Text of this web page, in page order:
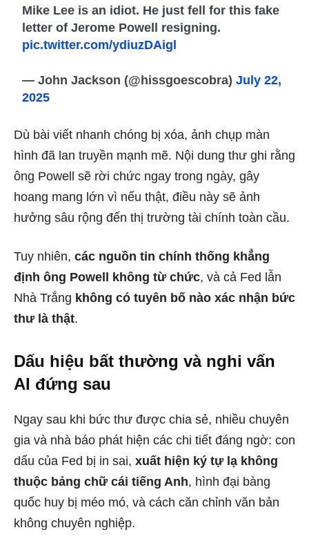
Mike Lee is an idiot. He just fell for this fake
letter of Jerome Powell resigning.
pic.twitter.com/ydiuzDAigl
— John Jackson (@hissgoescobra)July 22,
2025
Dù bài viết nhanh chóng bị xóa, ảnh chụp màn
hình đã lan truyền mạnh mẽ. Nội dung thư ghi rằng
ông Powell sẽ rời chức ngay trong ngày, gây
hoang mang lớn vì nếu thật, điều này sẽ ảnh
hưởng sâu rộng đến thị trường tài chính toàn cầu.
Tuy nhiên, các nguồn tin chính thống khẳng
định ông Powell không từ chức, và cả Fed lẫn
Nhà Trắng không có tuyên bố nào xác nhận bức
thư là thật.
Dấu hiệu bất thường và nghi vấn
AI đứng sau
Ngay sau khi bức thư được chia sẻ, nhiều chuyên
gia và nhà báo phát hiện các chi tiết đáng ngờ: con
dấu của Fed bị in sai, xuất hiện ký tự lạ không
thuộc bảng chữ cái tiếng Anh, hình đại bàng
quốc huy bị méo mó, và cách căn chỉnh văn bản
không chuyên nghiệp.